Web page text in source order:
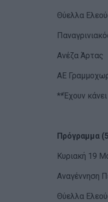
Θύελλα
Ανέζα
ΑΕ
**Έχουν
Πρόγραμμα (5
Κυριακή 19
Αναγέννηση
Θύελλα